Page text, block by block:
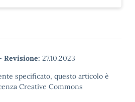
Revisione: 27.10.2023
specificato, questo articolo è
Creative Commons